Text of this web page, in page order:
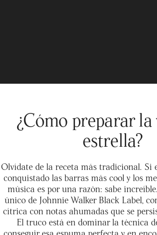
¿Cómo preparar
estrella?
Olvídate de la receta más tradicional. Si
conquistado las barras más cool y los
música es por una razón: sabe
único de Johnnie Walker Black Label,
cítrica con notas ahumadas que se
El truco está en dominar la técnica
conseguir esa espuma perfecta y en